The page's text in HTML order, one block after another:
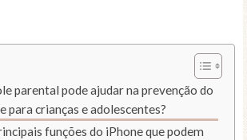
parental pode ajudar na prevenção do
para crianças e adolescentes?
funções do iPhone que podem